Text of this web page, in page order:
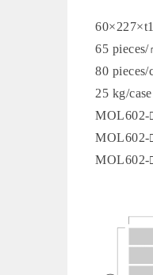
65 pieces/
80 pieces/
25 kg/case
MOL602-
MOL602-
MOL602-